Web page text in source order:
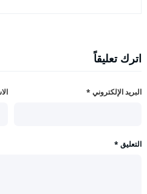
اترك تعليقاً
البريد الإلكتروني *
التعليق *